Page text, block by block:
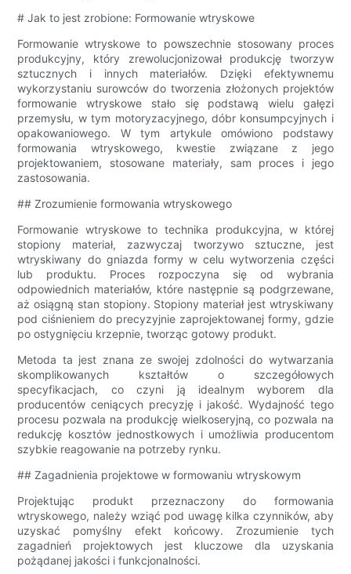
# Jak to jest zrobione: Formowanie wtryskowe
Formowanie wtryskowe to powszechnie stosowany proces
produkcyjny, który zrewolucjonizował produkcję tworzyw
sztucznych i innych materiałów. Dzięki efektywnemu
wykorzystaniu surowców do tworzenia złożonych projektów
formowanie wtryskowe stało się podstawą wielu gałęzi
przemysłu, w tym motoryzacyjnego, dóbr konsumpcyjnych i
opakowaniowego. W tym artykule omówiono podstawy
formowania wtryskowego, kwestie związane z jego
projektowaniem, stosowane materiały, sam proces i jego
zastosowania.
## Zrozumienie formowania wtryskowego
Formowanie wtryskowe to technika produkcyjna, w której
stopiony materiał, zazwyczaj tworzywo sztuczne, jest
wtryskiwany do gniazda formy w celu wytworzenia części
lub produktu. Proces rozpoczyna się od wybrania
odpowiednich materiałów, które następnie są podgrzewane,
aż osiągną stan stopiony. Stopiony materiał jest wtryskiwany
pod ciśnieniem do precyzyjnie zaprojektowanej formy, gdzie
po ostygnięciu krzepnie, tworząc gotowy produkt.
Metoda ta jest znana ze swojej zdolności do wytwarzania
skomplikowanych kształtów o szczegółowych
specyfikacjach, co czyni ją idealnym wyborem dla
producentów ceniących precyzję i jakość. Wydajność tego
procesu pozwala na produkcję wielkoseryjną, co pozwala na
redukcję kosztów jednostkowych i umożliwia producentom
szybkie reagowanie na potrzeby rynku.
## Zagadnienia projektowe w formowaniu wtryskowym
Projektując produkt przeznaczony do formowania
wtryskowego, należy wziąć pod uwagę kilka czynników, aby
uzyskać pomyślny efekt końcowy. Zrozumienie tych
zagadnień projektowych jest kluczowe dla uzyskania
pożądanej jakości i funkcjonalności.